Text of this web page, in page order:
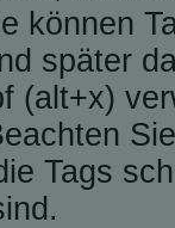
können
später
(alt+x)
Tags